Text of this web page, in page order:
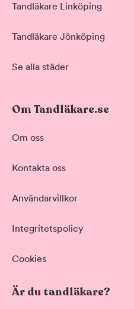
Tandläkare Linköping
Tandläkare Jönköping
Se alla städer
Om Tandläkare.se
Om oss
Kontakta oss
Användarvillkor
Integritetspolicy
Cookies
Är du tandläkare?